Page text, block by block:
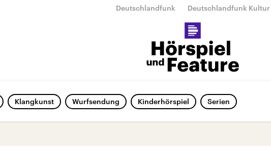
Deutschlandfunk Deutschlandfunk Kultur
Klangkunst Wurfsendung Kinderhörspiel Serien